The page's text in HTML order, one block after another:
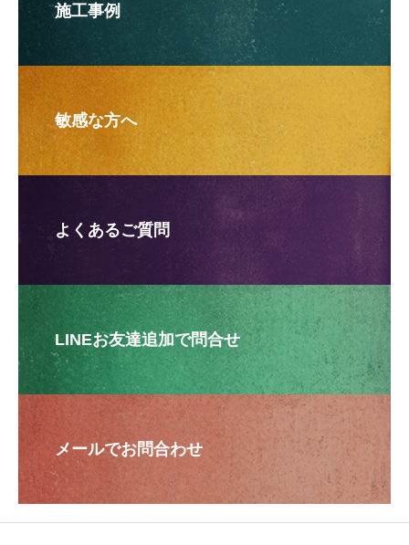
施工事例
敏感な方へ
よくあるご質問
LINEお友達追加で問合せ
メールでお問合わせ